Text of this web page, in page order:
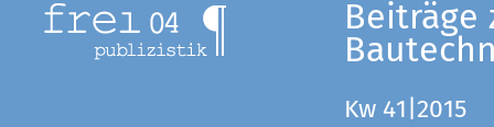
Beiträge
Kw 41|2015